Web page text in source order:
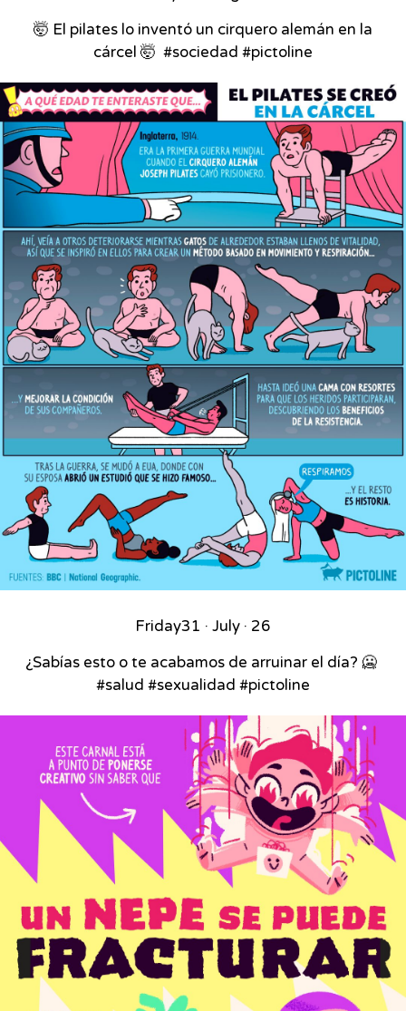
🤯 El pilates lo inventó un cirquero alemán en la
cárcel 🤯⁣ ⁣ #sociedad #pictoline
Friday31 · July · 26
¿Sabías esto o te acabamos de arruinar el día? 🥶⁣ ⁣
#salud #sexualidad #pictoline